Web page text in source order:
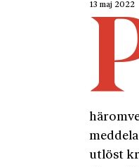
13 maj 2022
utlöst